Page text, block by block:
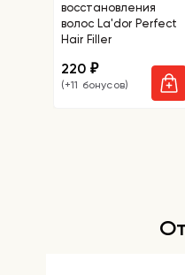
восстановления
волос La'dor Perfect
Hair Filler
220 ₽
(+11 бонусов)